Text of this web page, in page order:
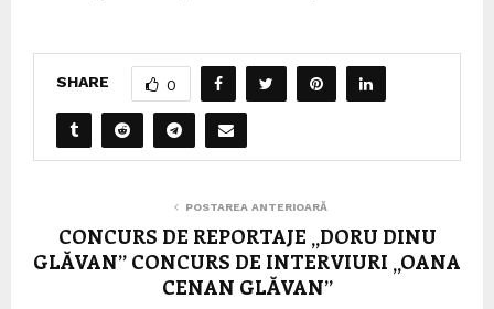
SHARE 0
POSTAREA ANTERIOARĂ
CONCURS DE REPORTAJE „DORU DINU
GLĂVAN” CONCURS DE INTERVIURI „OANA
CENAN GLĂVAN”